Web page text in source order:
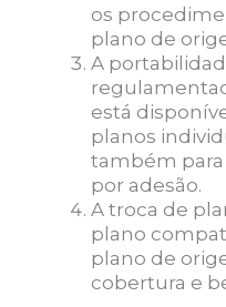
os
plano de
A
está
planos
também
por adesão.
A troca de
plano
plano de
cobertura e